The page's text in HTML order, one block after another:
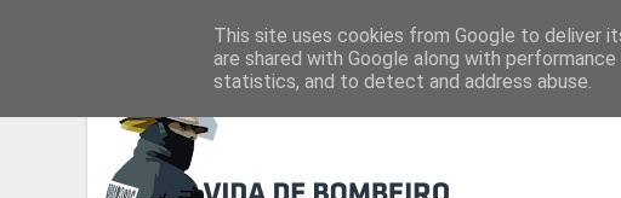
This site uses cookies from Google to deliver
are shared with Google along with
statistics, and to detect and address abuse.